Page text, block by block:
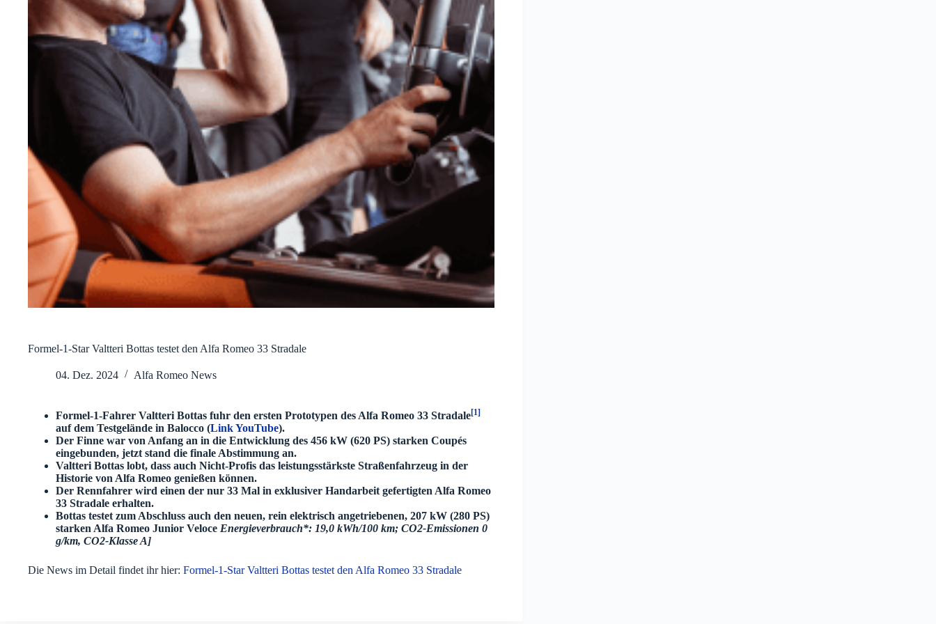
Formel-1-Star Valtteri Bottas testet den Alfa Romeo 33 Stradale
04. Dez. 2024 Alfa Romeo News
Formel-1-Fahrer Valtteri Bottas fuhr den ersten Prototypen des Alfa Romeo 33 Stradale[1]
auf dem Testgelände in Balocco (Link YouTube).
Der Finne war von Anfang an in die Entwicklung des 456 kW (620 PS) starken Coupés
eingebunden, jetzt stand die finale Abstimmung an.
Valtteri Bottas lobt, dass auch Nicht-Profis das leistungsstärkste Straßenfahrzeug in der
Historie von Alfa Romeo genießen können.
Der Rennfahrer wird einen der nur 33 Mal in exklusiver Handarbeit gefertigten Alfa Romeo
33 Stradale erhalten.
Bottas testet zum Abschluss auch den neuen, rein elektrisch angetriebenen, 207 kW (280 PS)
starken Alfa Romeo Junior Veloce Energieverbrauch*: 19,0 kWh/100 km; CO2-Emissionen 0
g/km, CO2-Klasse A]
Die News im Detail findet ihr hier: Formel-1-Star Valtteri Bottas testet den Alfa Romeo 33 Stradale